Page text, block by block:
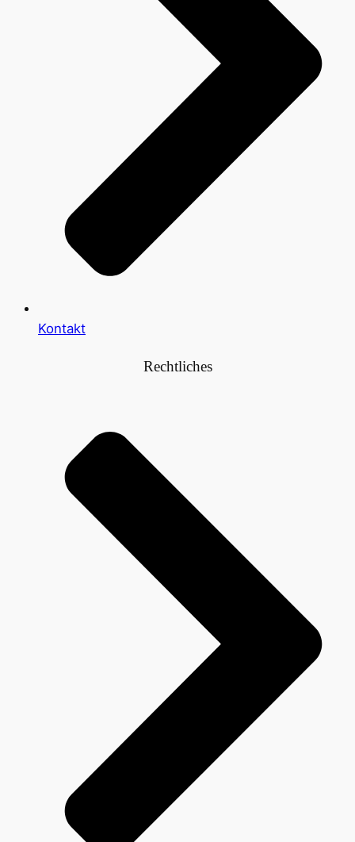
Kontakt
Rechtliches